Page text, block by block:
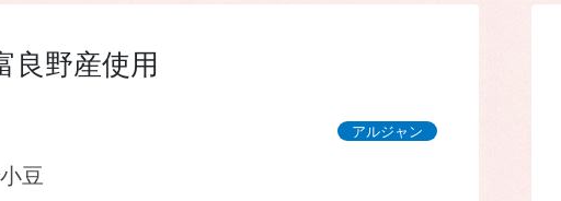
良野産使用
アルジャン
豆